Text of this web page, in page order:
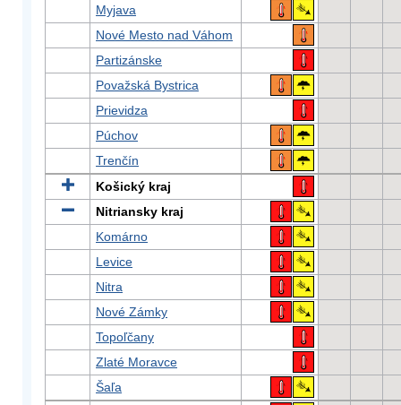
Myjava
Nové Mesto nad Váhom
Partizánske
Považská Bystrica
Prievidza
Púchov
Trenčín
Košický kraj
Nitriansky kraj
Komárno
Levice
Nitra
Nové Zámky
Topoľčany
Zlaté Moravce
Šaľa